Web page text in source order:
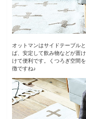
オットマンはサイドテーブル
ば、安定して飲み物などが置
けて便利です。くつろぎ空間
徴ですね♪